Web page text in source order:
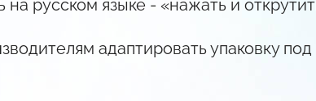
русском языке - «нажать и
адаптировать упаковку под